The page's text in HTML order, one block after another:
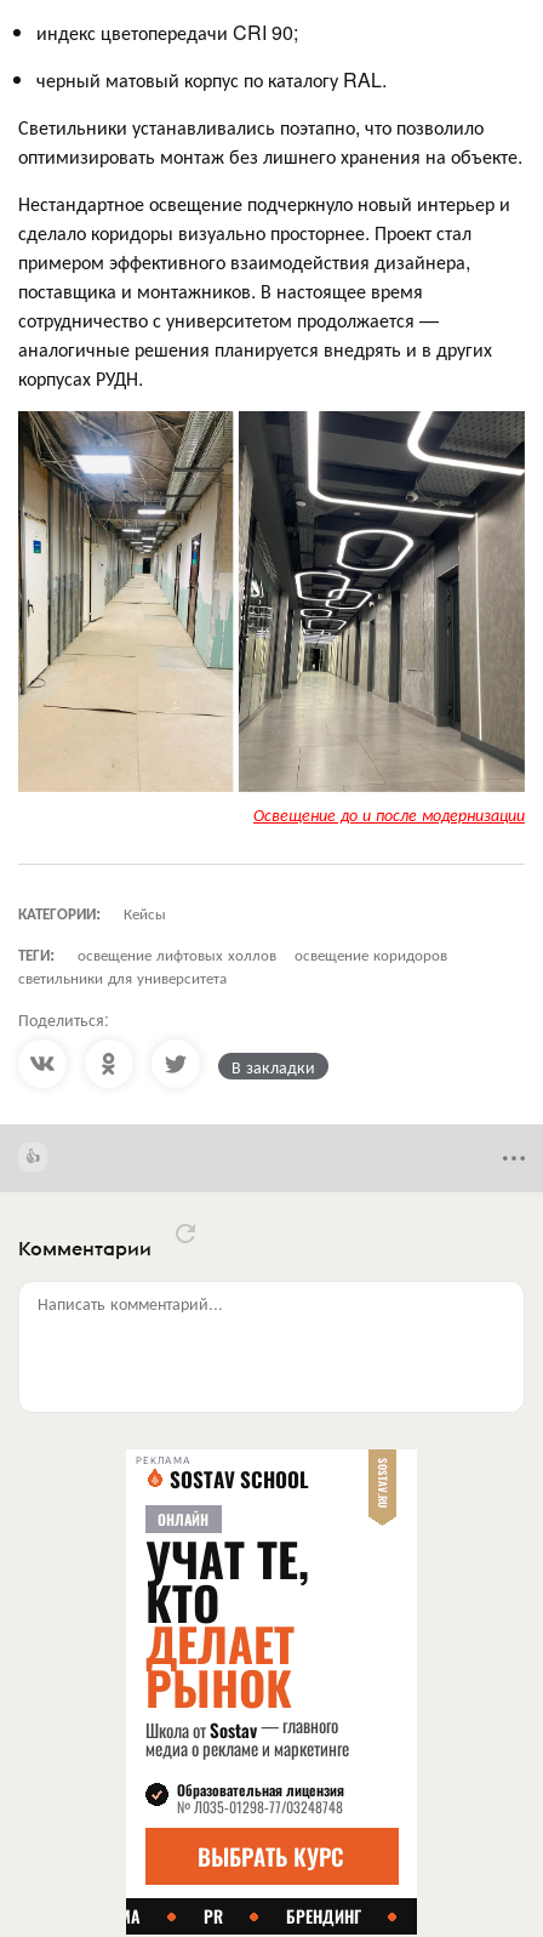
индекс цветопередачи CRI 90;
черный матовый корпус по каталогу RAL.
Светильники устанавливались поэтапно, что позволило
оптимизировать монтаж без лишнего хранения на объекте.
Нестандартное освещение подчеркнуло новый интерьер и
сделало коридоры визуально просторнее. Проект стал
примером эффективного взаимодействия дизайнера,
поставщика и монтажников. В настоящее время
сотрудничество с университетом продолжается —
аналогичные решения планируется внедрять и в других
корпусах РУДН.
Освещение до и после модернизации
КАТЕГОРИИ:
Кейсы
ТЕГИ:
освещение лифтовых холлов
освещение коридоров
светильники для университета
Поделиться:
В закладки
Комментарии
Написать комментарий...
РЕКЛАМА